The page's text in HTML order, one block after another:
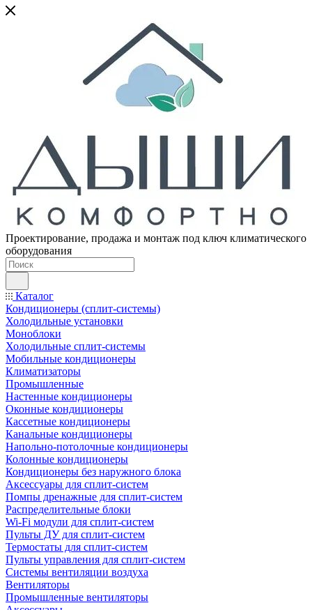
Проектирование, продажа и монтаж под ключ климатического
оборудования
Каталог
Кондиционеры (сплит-системы)
Холодильные установки
Моноблоки
Холодильные сплит-системы
Мобильные кондиционеры
Климатизаторы
Промышленные
Настенные кондиционеры
Оконные кондиционеры
Кассетные кондиционеры
Канальные кондиционеры
Напольно-потолочные кондиционеры
Колонные кондиционеры
Кондиционеры без наружного блока
Аксессуары для сплит-систем
Помпы дренажные для сплит-систем
Распределительные блоки
Wi-Fi модули для сплит-систем
Пульты ДУ для сплит-систем
Термостаты для сплит-систем
Пульты управления для сплит-систем
Системы вентиляции воздуха
Вентиляторы
Промышленные вентиляторы